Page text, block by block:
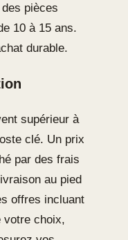
pièces
10 à 15 ans.
durable.
supérieur à
clé. Un prix
par des frais
au pied
offres incluant
votre choix,